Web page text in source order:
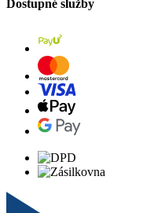
Dostupné služby